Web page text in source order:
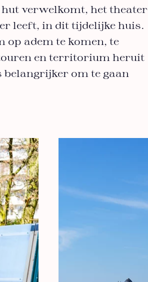
verwelkomt, het theater
leeft, in dit tijdelijke huis.
op adem te komen, te
en territorium heruit
belangrijker om te gaan